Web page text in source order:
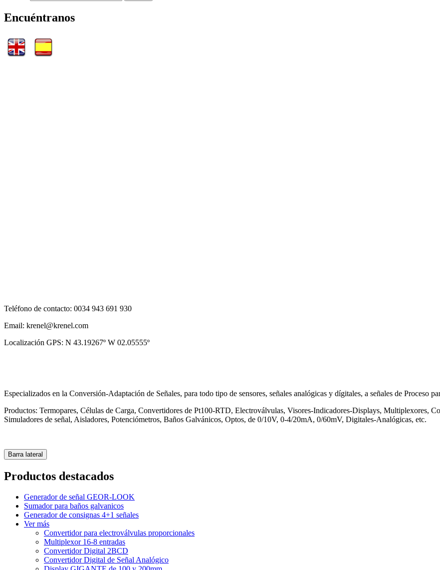
Encuéntranos
Teléfono de contacto: 0034 943 691 930
Email: krenel@krenel.com
Localización GPS: N 43.19267º W 02.05555º
Especializados en la Conversión-Adaptación de Señales, para todo tipo de sensores, señales analógicas y dígitales, a señales de Proceso
Productos: Termopares, Células de Carga, Convertidores de Pt100-RTD, Electroválvulas, Visores-Indicadores-Displays, Multiplexores,
Simuladores de señal, Aisladores, Potenciómetros, Baños Galvánicos, Optos, de 0/10V, 0-4/20mA, 0/60mV, Digitales-Analógicas, etc.
Barra lateral
Productos destacados
Generador de señal GEOR-LOOK
Sumador para baños galvanicos
Generador de consignas 4+1 señales
Ver más
Convertidor para electroválvulas proporcionales
Multiplexor 16-8 entradas
Convertidor Digital 2BCD
Convertidor Digital de Señal Analógico